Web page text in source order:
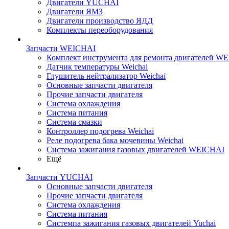
Двигатели YUCHAI
Двигатели ЯМЗ
Двигатели производство ЯДД
Комплекты переоборудования
Запчасти WEICHAI
Комплект инструмента для ремонта двигателей
Датчик температуры Weichai
Глушитель нейтрализатор Weichai
Основные запчасти двигателя
Прочие запчасти двигателя
Система охлаждения
Система питания
Система смазки
Контроллер подогрева Weichai
Реле подогрева бака мочевины Weichai
Система зажигания газовых двигателей WEICHAI
Ещё
Запчасти YUCHAI
Основные запчасти двигателя
Прочие запчасти двигателя
Система охлаждения
Система питания
Системпа зажигания газовых двигателей Yuchai